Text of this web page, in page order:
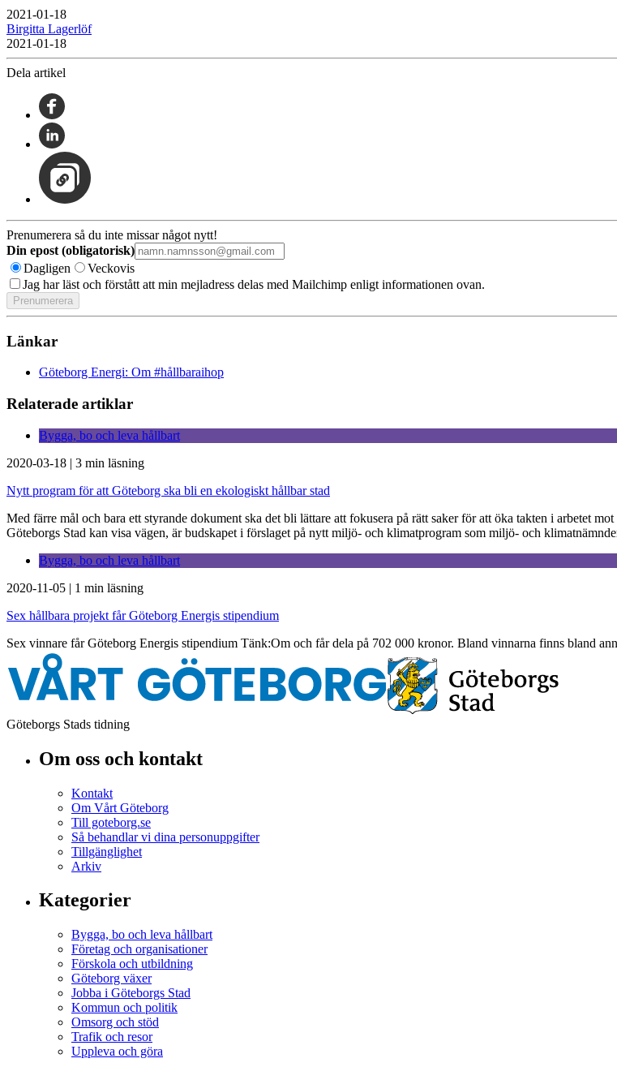
2021-01-18
Birgitta Lagerlöf
2021-01-18
Dela artikel
Prenumerera så du inte missar något nytt!
Din epost (obligatorisk)
Dagligen
Veckovis
Jag har läst och förstått att min mejladress delas med Mailchimp enligt informationen ovan.
Länkar
Göteborg Energi: Om #hållbaraihop
Relaterade artiklar
Bygga, bo och leva hållbart
2020-03-18 | 3 min läsning
Nytt program för att Göteborg ska bli en ekologiskt hållbar stad
Med färre mål och bara ett styrande dokument ska det bli lättare att fokusera på rätt saker för att öka takten i arbetet
Göteborgs Stad kan visa vägen, är budskapet i förslaget på nytt miljö- och klimatprogram som miljö- och
Bygga, bo och leva hållbart
2020-11-05 | 1 min läsning
Sex hållbara projekt får Göteborg Energis stipendium
Sex vinnare får Göteborg Energis stipendium Tänk:Om och får dela på 702 000 kronor. Bland vinnarna finns bland
Göteborgs Stads tidning
Om oss och kontakt
Kontakt
Om Vårt Göteborg
Till goteborg.se
Så behandlar vi dina personuppgifter
Tillgänglighet
Arkiv
Kategorier
Bygga, bo och leva hållbart
Företag och organisationer
Förskola och utbildning
Göteborg växer
Jobba i Göteborgs Stad
Kommun och politik
Omsorg och stöd
Trafik och resor
Uppleva och göra